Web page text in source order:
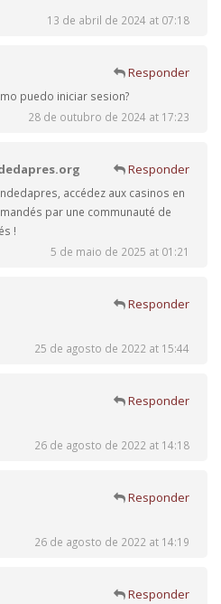
13 de abril de 2024 at 07:18
Responder
puedo iniciar sesion?
28 de outubro de 2024 at 17:23
Responder
accédez aux casinos en
par une communauté de
!
5 de maio de 2025 at 01:21
Responder
25 de agosto de 2022 at 15:44
Responder
26 de agosto de 2022 at 14:18
Responder
26 de agosto de 2022 at 14:19
Responder